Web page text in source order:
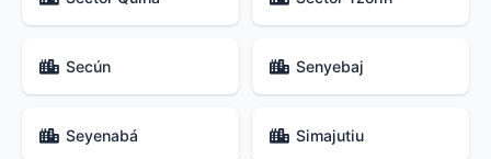
Secún Senyebaj
Seyenabá Simajutiu